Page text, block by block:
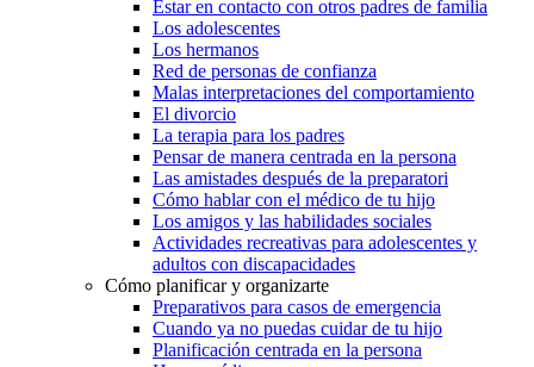
Estar en contacto con otros padres de familia
Los adolescentes
Los hermanos
Red de personas de confianza
Malas interpretaciones del comportamiento
El divorcio
La terapia para los padres
Pensar de manera centrada en la persona
Las amistades después de la preparatori
Cómo hablar con el médico de tu hijo
Los amigos y las habilidades sociales
Actividades recreativas para adolescentes y
adultos con discapacidades
Cómo planificar y organizarte
Preparativos para casos de emergencia
Cuando ya no puedas cuidar de tu hijo
Planificación centrada en la persona